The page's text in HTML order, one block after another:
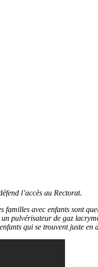
l’accès au Rectorat.
avec enfants sont
pulvérisateur de gaz
qui se trouvent juste en